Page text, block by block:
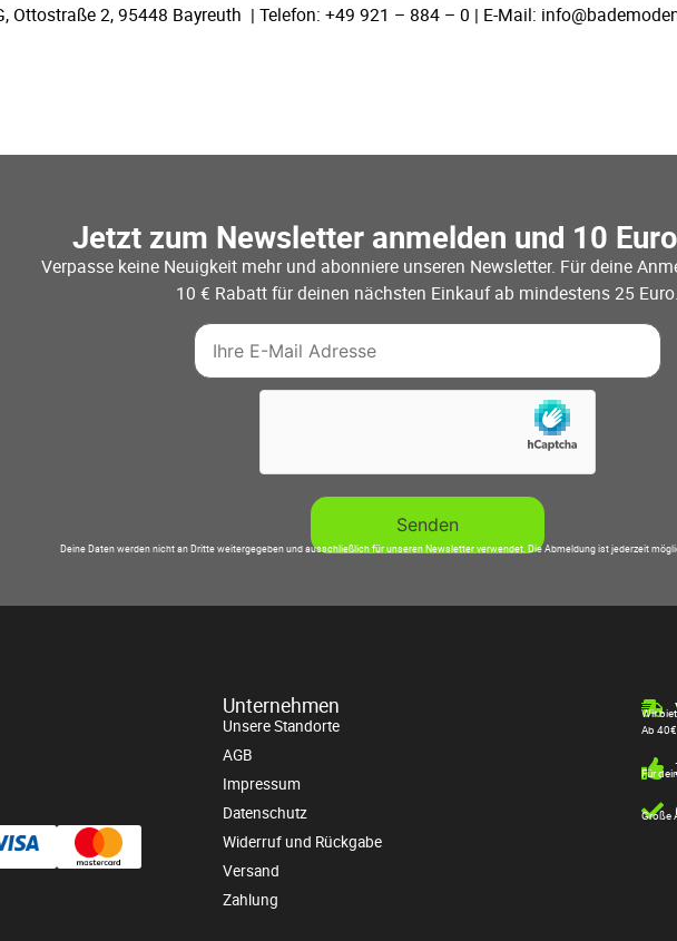
Ottostraße 2, 95448 Bayreuth | Telefon: +49 921 – 884 – 0 | E-Mail:
Jetzt zum Newsletter anmelden und 10
Verpasse keine Neuigkeit mehr und abonniere unseren Newsletter. Für deine
10 € Rabatt für deinen nächsten Einkauf ab mindestens 25 Euro.
Deine Daten werden nicht an Dritte weitergegeben und ausschließlich für unseren Newsletter verwendet. Die Abmeldung ist jederzeit
Unternehmen
Unsere Standorte
AGB
Impressum
Datenschutz
Widerruf und Rückgabe
Versand
Zahlung
Wir
Ab
Für
Große